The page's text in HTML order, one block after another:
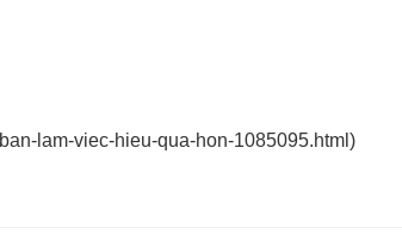
lam-viec-hieu-qua-hon-1085095.html)